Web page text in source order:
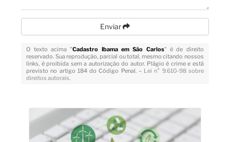
Enviar
O texto acima "Cadastro Ibama em São Carlos" é de direito
reservado. Sua reprodução, parcial ou total, mesmo citando nossos
links, é proibida sem a autorização do autor. Plágio é crime e está
previsto no artigo 184 do Código Penal. – Lei n° 9.610-98 sobre
direitos autorais.